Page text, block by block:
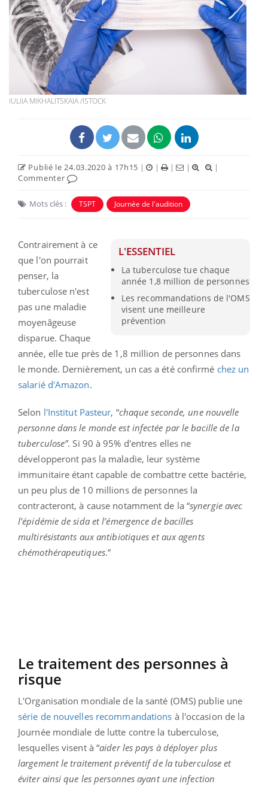
IULIIA MIKHALITSKAIA /ISTOCK
Publié le 24.03.2020 à 17h15 | | | |
|
Commenter
Mots clés : TSPT Journée de l'audition
L'ESSENTIEL
La tuberculose tue chaque
année 1,8 million de personnes
Les recommandations de l'OMS
visent une meilleure
prévention
Contrairement à ce
que l'on pourrait
penser, la
tuberculose n'est
pas une maladie
moyenâgeuse
disparue. Chaque
année, elle tue près de 1,8 million de personnes dans
le monde. Dernièrement, un cas a été confirmé chez un
salarié d'Amazon.
Selon l'Institut Pasteur, “chaque seconde, une nouvelle
personne dans le monde est infectée par le bacille de la
tuberculose”. Si 90 à 95% d'entres elles ne
développeront pas la maladie, leur système
immunitaire étant capable de combattre cette bactérie,
un peu plus de 10 millions de personnes la
contracteront, à cause notamment de la “synergie avec
l’épidémie de sida et l’émergence de bacilles
multirésistants aux antibiotiques et aux agents
chémothérapeutiques.”
Le traitement des personnes à
risque
L'Organisation mondiale de la santé (OMS) publie une
série de nouvelles recommandations à l'occasion de la
Journée mondiale de lutte contre la tuberculose,
lesquelles visent à “aider les pays à déployer plus
largement le traitement préventif de la tuberculose et
éviter ainsi que les personnes ayant une infection